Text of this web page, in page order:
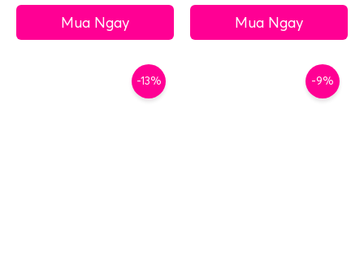
Mua Ngay Mua Ngay
-13% -9%